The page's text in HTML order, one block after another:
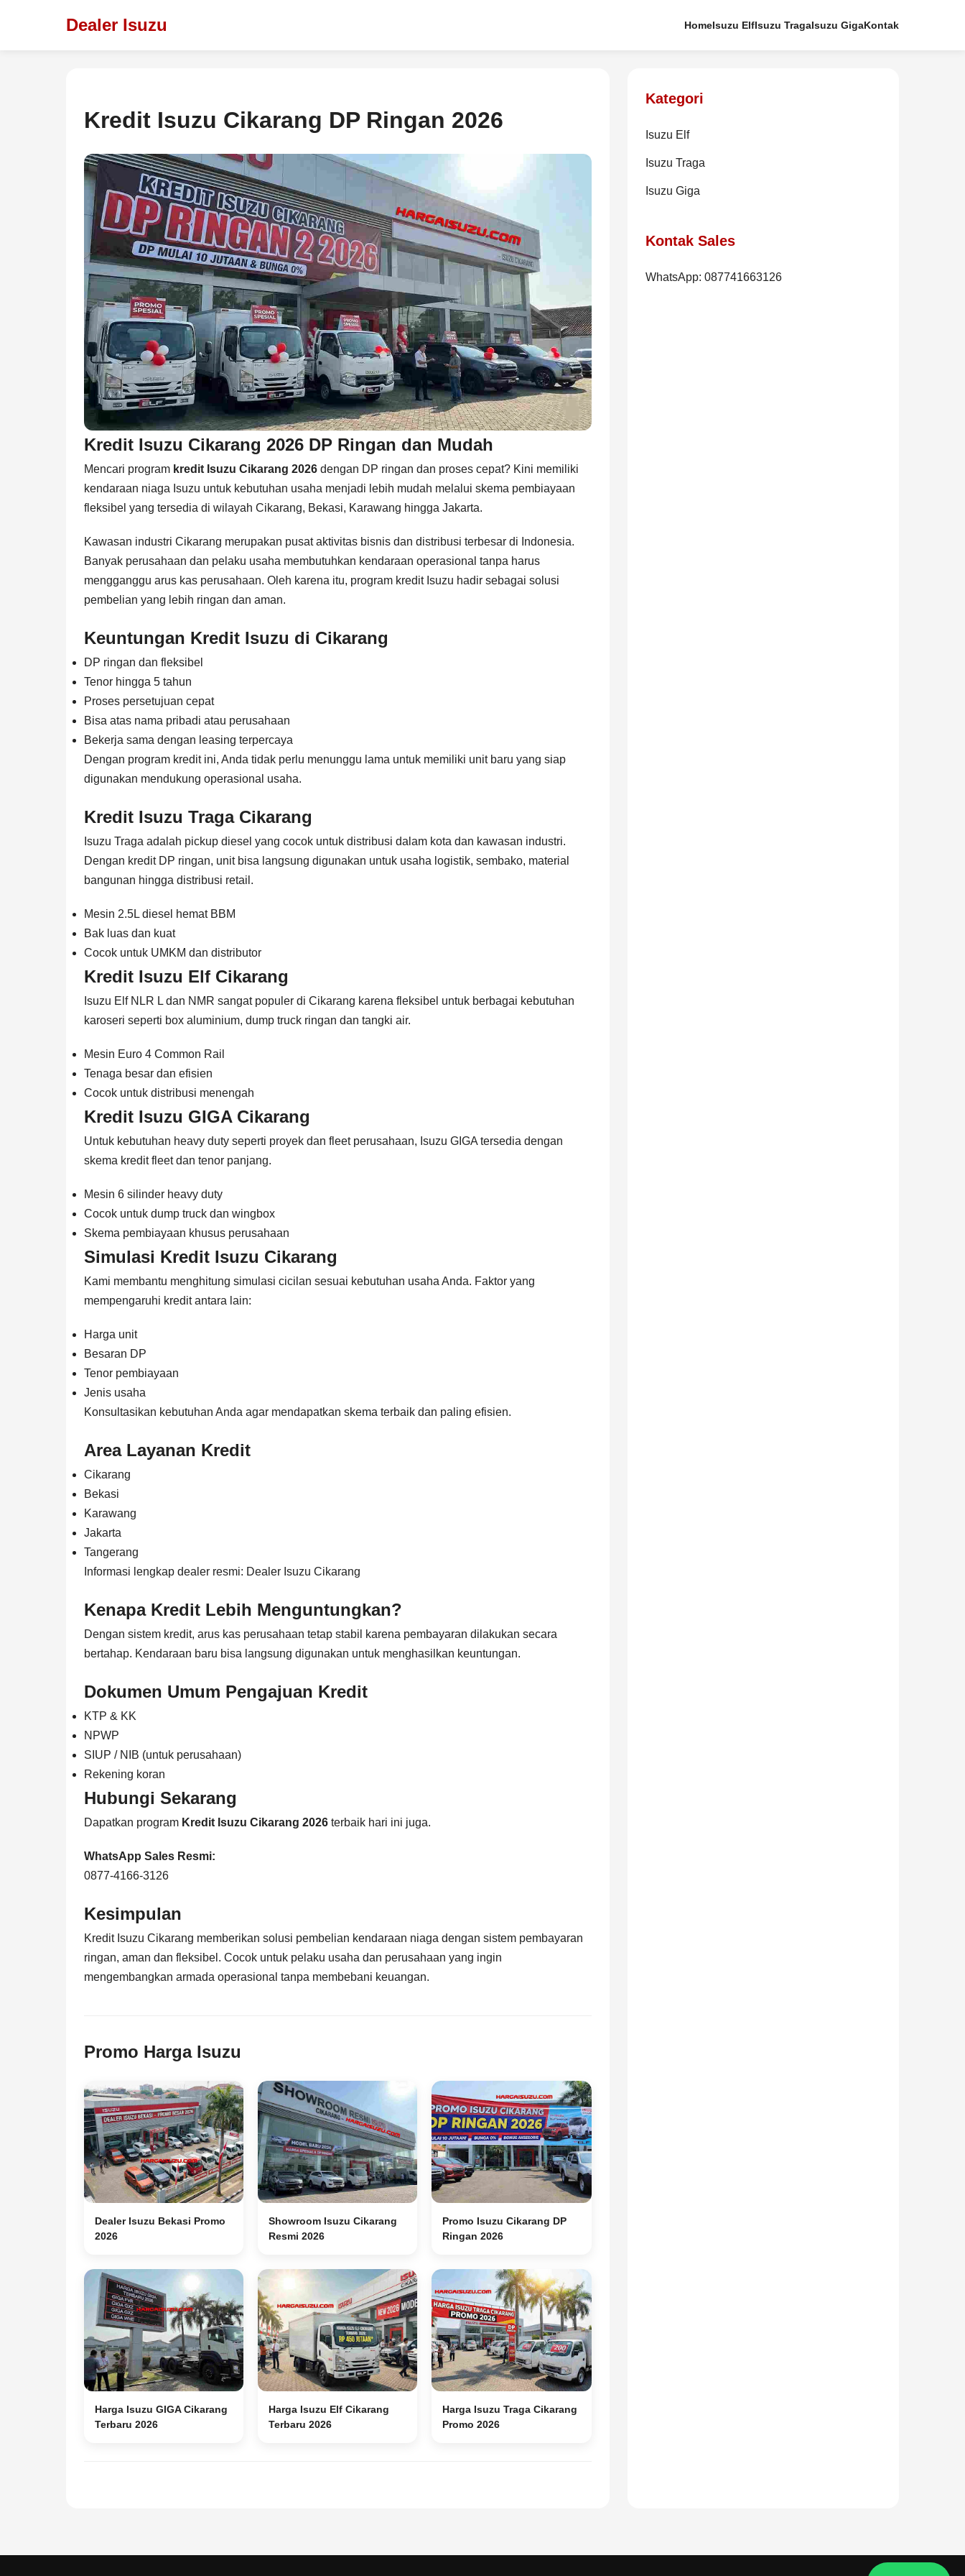
Dealer Isuzu HomeIsuzu ElfIsuzu TragaIsuzu GigaKontak
Kredit Isuzu Cikarang DP Ringan 2026
Kredit Isuzu Cikarang 2026 DP Ringan dan Mudah
Mencari program kredit Isuzu Cikarang 2026 dengan DP ringan dan proses cepat? Kini memiliki
kendaraan niaga Isuzu untuk kebutuhan usaha menjadi lebih mudah melalui skema pembiayaan
fleksibel yang tersedia di wilayah Cikarang, Bekasi, Karawang hingga Jakarta.
Kawasan industri Cikarang merupakan pusat aktivitas bisnis dan distribusi terbesar di Indonesia.
Banyak perusahaan dan pelaku usaha membutuhkan kendaraan operasional tanpa harus
mengganggu arus kas perusahaan. Oleh karena itu, program kredit Isuzu hadir sebagai solusi
pembelian yang lebih ringan dan aman.
Keuntungan Kredit Isuzu di Cikarang
DP ringan dan fleksibel
Tenor hingga 5 tahun
Proses persetujuan cepat
Bisa atas nama pribadi atau perusahaan
Bekerja sama dengan leasing terpercaya
Dengan program kredit ini, Anda tidak perlu menunggu lama untuk memiliki unit baru yang siap
digunakan mendukung operasional usaha.
Kredit Isuzu Traga Cikarang
Isuzu Traga adalah pickup diesel yang cocok untuk distribusi dalam kota dan kawasan industri.
Dengan kredit DP ringan, unit bisa langsung digunakan untuk usaha logistik, sembako, material
bangunan hingga distribusi retail.
Mesin 2.5L diesel hemat BBM
Bak luas dan kuat
Cocok untuk UMKM dan distributor
Kredit Isuzu Elf Cikarang
Isuzu Elf NLR L dan NMR sangat populer di Cikarang karena fleksibel untuk berbagai kebutuhan
karoseri seperti box aluminium, dump truck ringan dan tangki air.
Mesin Euro 4 Common Rail
Tenaga besar dan efisien
Cocok untuk distribusi menengah
Kredit Isuzu GIGA Cikarang
Untuk kebutuhan heavy duty seperti proyek dan fleet perusahaan, Isuzu GIGA tersedia dengan
skema kredit fleet dan tenor panjang.
Mesin 6 silinder heavy duty
Cocok untuk dump truck dan wingbox
Skema pembiayaan khusus perusahaan
Simulasi Kredit Isuzu Cikarang
Kami membantu menghitung simulasi cicilan sesuai kebutuhan usaha Anda. Faktor yang
mempengaruhi kredit antara lain:
Harga unit
Besaran DP
Tenor pembiayaan
Jenis usaha
Konsultasikan kebutuhan Anda agar mendapatkan skema terbaik dan paling efisien.
Area Layanan Kredit
Cikarang
Bekasi
Karawang
Jakarta
Tangerang
Informasi lengkap dealer resmi: Dealer Isuzu Cikarang
Kenapa Kredit Lebih Menguntungkan?
Dengan sistem kredit, arus kas perusahaan tetap stabil karena pembayaran dilakukan secara
bertahap. Kendaraan baru bisa langsung digunakan untuk menghasilkan keuntungan.
Dokumen Umum Pengajuan Kredit
KTP & KK
NPWP
SIUP / NIB (untuk perusahaan)
Rekening koran
Hubungi Sekarang
Dapatkan program Kredit Isuzu Cikarang 2026 terbaik hari ini juga.
WhatsApp Sales Resmi:
0877-4166-3126
Kesimpulan
Kredit Isuzu Cikarang memberikan solusi pembelian kendaraan niaga dengan sistem pembayaran
ringan, aman dan fleksibel. Cocok untuk pelaku usaha dan perusahaan yang ingin
mengembangkan armada operasional tanpa membebani keuangan.
Promo Harga Isuzu
Dealer Isuzu Bekasi Promo
2026
Showroom Isuzu Cikarang
Resmi 2026
Promo Isuzu Cikarang DP
Ringan 2026
Harga Isuzu GIGA Cikarang
Terbaru 2026
Harga Isuzu Elf Cikarang
Terbaru 2026
Harga Isuzu Traga Cikarang
Promo 2026
Kategori
Isuzu Elf
Isuzu Traga
Isuzu Giga
Kontak Sales
WhatsApp: 087741663126